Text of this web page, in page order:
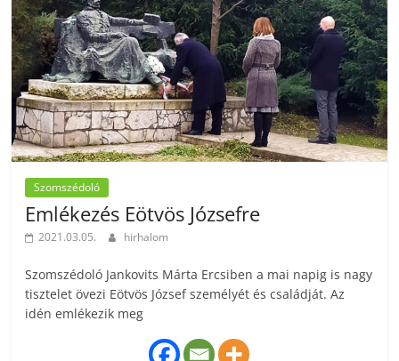
Szomszédoló
Emlékezés Eötvös Józsefre
2021.03.05. hirhalom
Szomszédoló Jankovits Márta Ercsiben a mai napig is nagy
tisztelet övezi Eötvös József személyét és családját. Az
idén emlékezik meg